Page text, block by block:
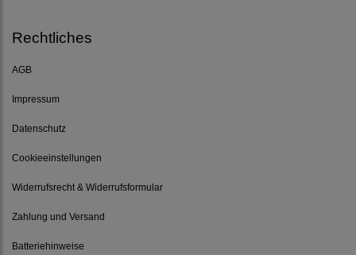
Rechtliches
AGB
Impressum
Datenschutz
Cookieeinstellungen
Widerrufsrecht & Widerrufsformular
Zahlung und Versand
Batteriehinweise